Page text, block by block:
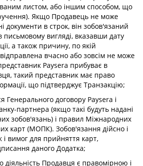
листом, або іншим способом, що
Якщо Продавець не може
документи в строк, він зобов'язаний
вигляді, вказавши дату
а також причину, по якій
​​вчасно або зовсім не може
Paysera прибуває в
такий представник має право
що підтверджує Транзакцію;
Генерального договору Paysera і
партнера (якщо такі будуть надані
зобов'язань) і правил Міжнародних
карт (МОПК). Зобов'язання дійсно і
і вимог для прийняття карт,
даного Додатка;
Продавця є правомірною і